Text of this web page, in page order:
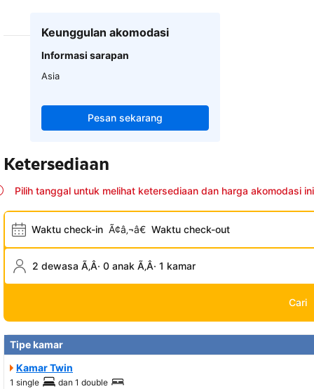
Keunggulan akomodasi
Informasi sarapan
Asia
Pesan sekarang
Ketersediaan
Pilih tanggal untuk melihat ketersediaan dan harga akomodasi ini
Waktu check-in Ã¢â‚¬â€ Waktu check-out
2 dewasa Ã‚Â· 0 anak Ã‚Â· 1 kamar
Cari
Tipe kamar
Kamar Twin
1 single dan 1 double